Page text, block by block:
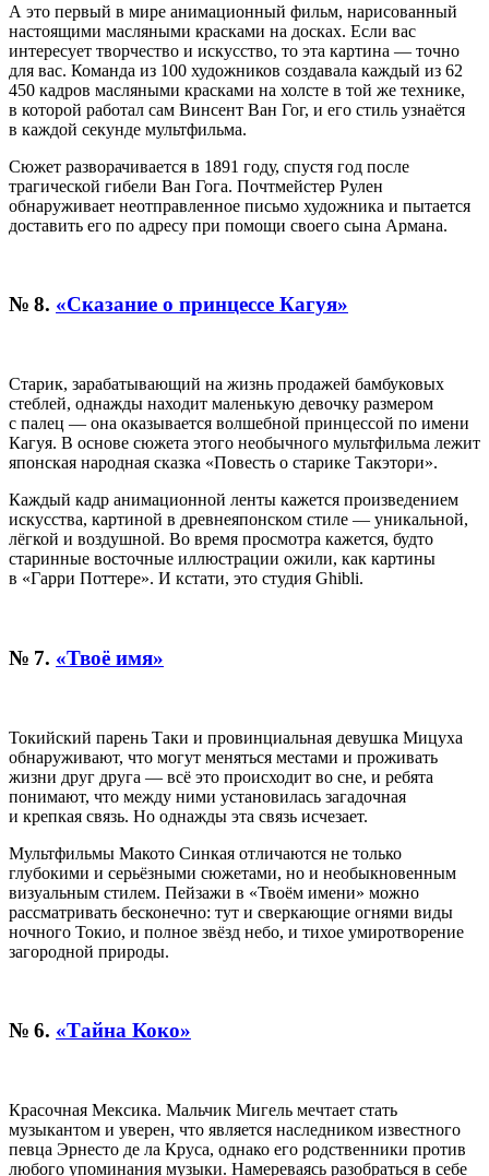
А это первый в мире анимационный фильм, нарисованный
настоящими масляными красками на досках. Если вас
интересует творчество и искусство, то эта картина — точно
для вас. Команда из 100 художников создавала каждый из 62
450 кадров масляными красками на холсте в той же технике,
в которой работал сам Винсент Ван Гог, и его стиль узнаётся
в каждой секунде мультфильма.
Сюжет разворачивается в 1891 году, спустя год после
трагической гибели Ван Гога. Почтмейстер Рулен
обнаруживает неотправленное письмо художника и пытается
доставить его по адресу при помощи своего сына Армана.
№ 8. «Сказание о принцессе Кагуя»
Старик, зарабатывающий на жизнь продажей бамбуковых
стеблей, однажды находит маленькую девочку размером
с палец — она оказывается волшебной принцессой по имени
Кагуя. В основе сюжета этого необычного мультфильма лежит
японская народная сказка «Повесть о старике Такэтори».
Каждый кадр анимационной ленты кажется произведением
искусства, картиной в древнеяпонском стиле — уникальной,
лёгкой и воздушной. Во время просмотра кажется, будто
старинные восточные иллюстрации ожили, как картины
в «Гарри Поттере». И кстати, это студия Ghibli.
№ 7. «Твоё имя»
Токийский парень Таки и провинциальная девушка Мицуха
обнаруживают, что могут меняться местами и проживать
жизни друг друга — всё это происходит во сне, и ребята
понимают, что между ними установилась загадочная
и крепкая связь. Но однажды эта связь исчезает.
Мультфильмы Макото Синкая отличаются не только
глубокими и серьёзными сюжетами, но и необыкновенным
визуальным стилем. Пейзажи в «Твоём имени» можно
рассматривать бесконечно: тут и сверкающие огнями виды
ночного Токио, и полное звёзд небо, и тихое умиротворение
загородной природы.
№ 6. «Тайна Коко»
Красочная Мексика. Мальчик Мигель мечтает стать
музыкантом и уверен, что является наследником известного
певца Эрнесто де ла Круса, однако его родственники против
любого упоминания музыки. Намереваясь разобраться в себе